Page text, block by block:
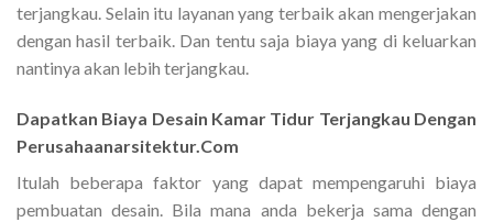
terjangkau. Selain itu layanan yang terbaik akan mengerjakan
dengan hasil terbaik. Dan tentu saja biaya yang di keluarkan
nantinya akan lebih terjangkau.
Dapatkan Biaya Desain Kamar Tidur Terjangkau Dengan
Perusahaanarsitektur.Com
Itulah beberapa faktor yang dapat mempengaruhi biaya
pembuatan desain. Bila mana anda bekerja sama dengan